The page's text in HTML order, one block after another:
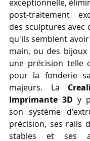
exceptionnelle,
post-traitement
des sculptures avec
qu'ils semblent
main, ou des bijoux
une précision telle
pour la fonderie
majeurs. La
Imprimante 3D y
son système
précision, ses rails
stables et ses